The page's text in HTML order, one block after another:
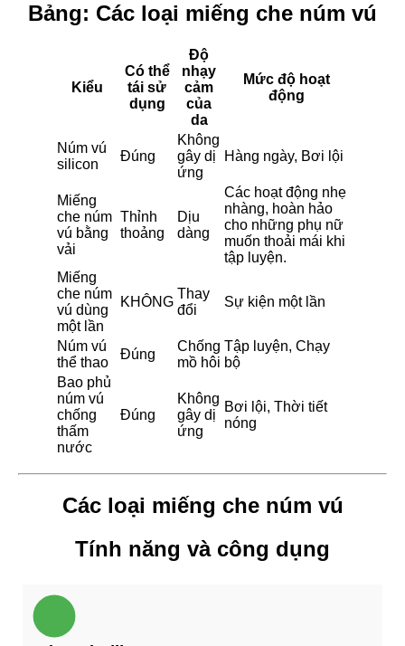
Bảng: Các loại miếng che núm vú
Kiểu
Có thể
tái sử
dụng
Độ
nhạy
cảm
của
da
Mức độ hoạt
động
Núm vú
silicon
Đúng
Không
gây dị
ứng
Hàng ngày, Bơi lội
Miếng
che núm
vú bằng
vải
Thỉnh
thoảng
Dịu
dàng
Các hoạt động nhẹ
nhàng, hoàn hảo
cho những phụ nữ
muốn thoải mái khi
tập luyện.
Miếng
che núm
vú dùng
một lần
KHÔNG
Thay
đổi
Sự kiện một lần
Núm vú
thể thao
Đúng
Chống
mồ hôi
Tập luyện, Chạy
bộ
Bao phủ
núm vú
chống
thấm
nước
Đúng
Không
gây dị
ứng
Bơi lội, Thời tiết
nóng
Các loại miếng che núm vú
Tính năng và công dụng